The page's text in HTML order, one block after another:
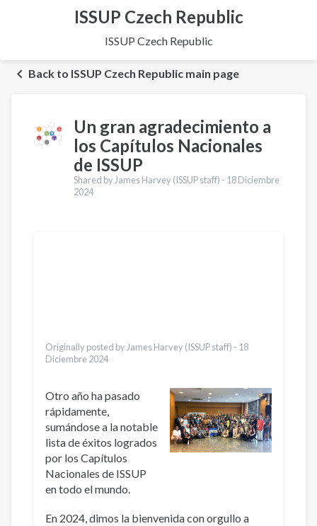
ISSUP Czech Republic
ISSUP Czech Republic
Back to ISSUP Czech Republic main page
Un gran agradecimiento a
los Capítulos Nacionales
de ISSUP
Shared by James Harvey (ISSUP staff) - 18 Diciembre
2024
Originally posted by James Harvey (ISSUP staff) - 18
Diciembre 2024
Otro año ha pasado
rápidamente,
sumándose a la notable
lista de éxitos logrados
por los Capítulos
Nacionales de ISSUP
en todo el mundo.
En 2024, dimos la bienvenida con orgullo a